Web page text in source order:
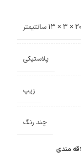
20 × 3 × 13 سانتیمتر
پلاستیکی
زیپ
چند رنگ
مندی